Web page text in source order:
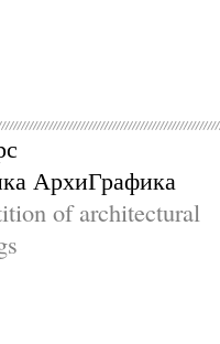
АрхиГрафика
of architectural